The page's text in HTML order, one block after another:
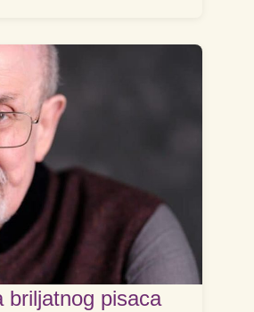
briljatnog pisaca